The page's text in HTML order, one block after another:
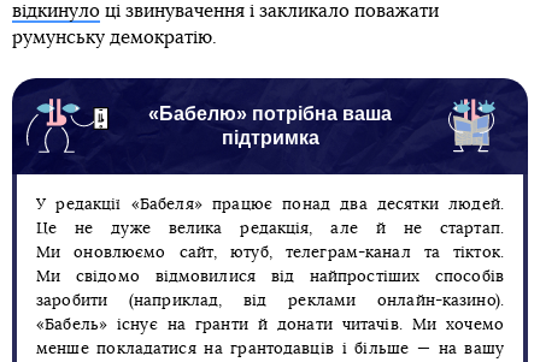
відкинуло ці звинувачення і закликало поважати
румунську демократію.
«Бабелю» потрібна ваша
підтримка
У редакції «Бабеля» працює понад два десятки людей.
Це не дуже велика редакція, але й не стартап.
Ми оновлюємо сайт, ютуб, телеграм-канал та тікток.
Ми свідомо відмовилися від найпростіших способів
заробити (наприклад, від реклами онлайн-казино).
«Бабель» існує на гранти й донати читачів. Ми хочемо
менше покладатися на грантодавців і більше — на вашу